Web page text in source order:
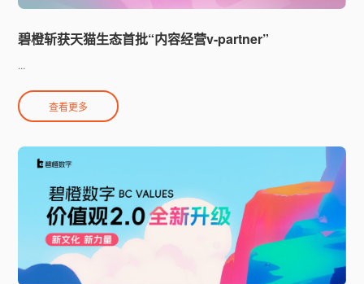
碧橙斩获天猫生态首批“内容经营v-partner”
...
查看更多